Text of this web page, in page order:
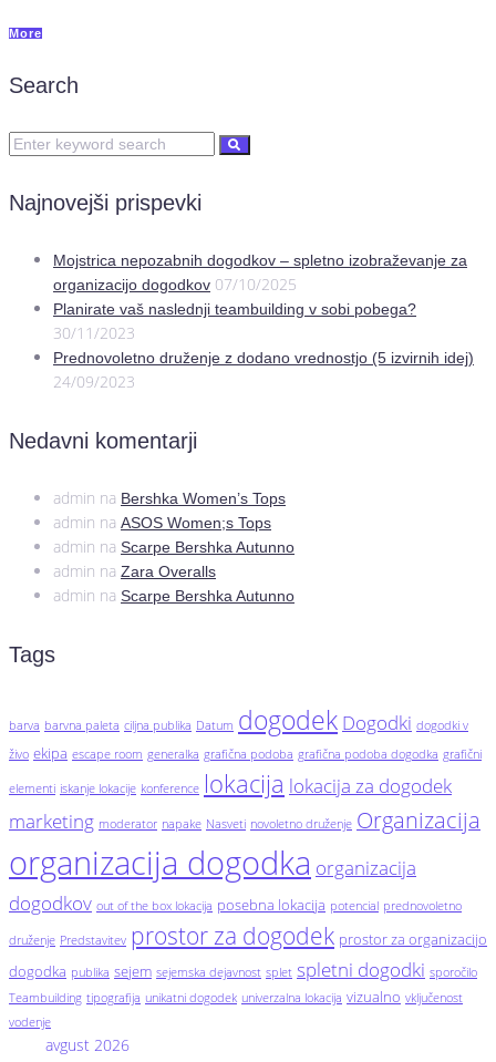
More
Search
Najnovejši prispevki
Mojstrica nepozabnih dogodkov – spletno izobraževanje za
organizacijo dogodkov 07/10/2025
Planirate vaš naslednji teambuilding v sobi pobega?
30/11/2023
Prednovoletno druženje z dodano vrednostjo (5 izvirnih idej)
24/09/2023
Nedavni komentarji
admin na Bershka Women’s Tops
admin na ASOS Women;s Tops
admin na Scarpe Bershka Autunno
admin na Zara Overalls
admin na Scarpe Bershka Autunno
Tags
barva barvna paleta ciljna publika Datum dogodek Dogodki dogodki v
živo ekipa escape room generalka grafična podoba grafična podoba dogodka grafični
elementi iskanje lokacije konference lokacija lokacija za dogodek
marketing moderator napake Nasveti novoletno druženje Organizacija
organizacija dogodka organizacija
dogodkov out of the box lokacija posebna lokacija potencial prednovoletno
druženje Predstavitev prostor za dogodek prostor za organizacijo
dogodka publika sejem sejemska dejavnost splet spletni dogodki sporočilo
Teambuilding tipografija unikatni dogodek univerzalna lokacija vizualno vključenost
vodenje
avgust 2026